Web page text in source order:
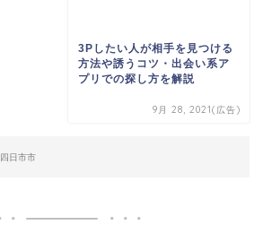
3Pしたい人が相手を見つける
方法や誘うコツ・出会い系ア
プリでの探し方を解説
9月 28, 2021(広告)
四日市市